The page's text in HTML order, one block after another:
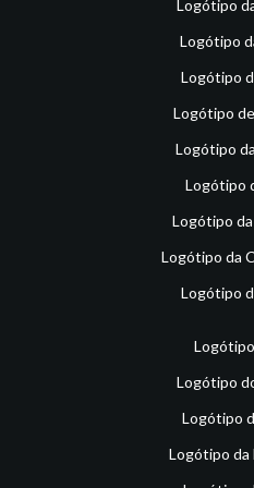
Logótipo
Logótipo
Logótipo
Logótipo
Logótipo
Logótipo
Logótipo
Logótipo da
Logótipo
Logótipo
Logótipo
Logótipo da